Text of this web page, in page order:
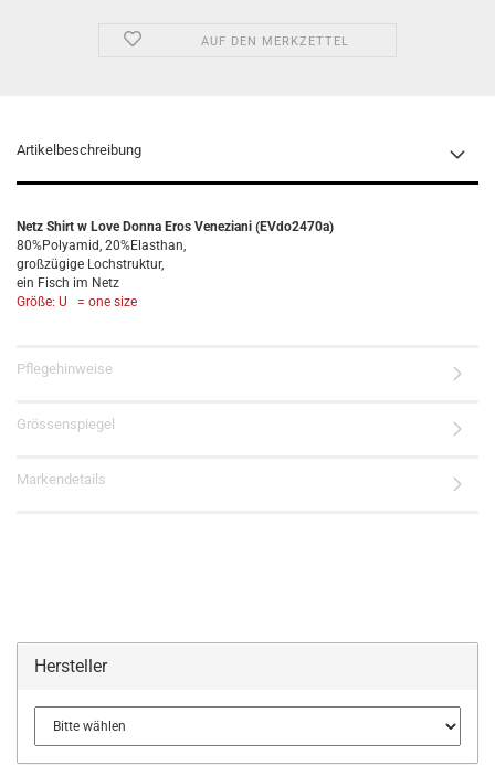
AUF DEN MERKZETTEL
Artikelbeschreibung
Netz Shirt w Love Donna Eros Veneziani (EVdo2470a)
80%Polyamid, 20%Elasthan,
großzügige Lochstruktur,
ein Fisch im Netz
Größe: U = one size
Pflegehinweise
Grössenspiegel
Markendetails
Hersteller